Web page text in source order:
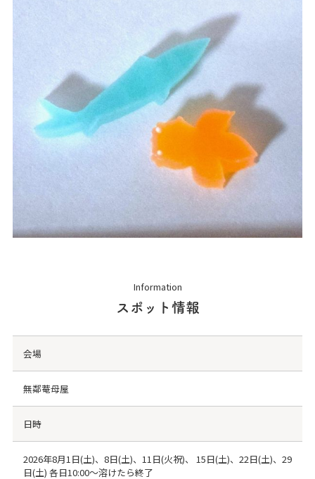
Information
スポット情報
会場
無鄰菴母屋
日時
2026年8月1日(土)、8日(土)、11日(火祝)、 15日(土)、22日(土)、29
日(土) 各日10:00～溶けたら終了